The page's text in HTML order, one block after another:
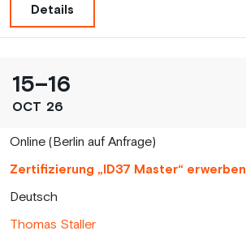
Details
15–16
OCT 26
Online (Berlin auf Anfrage)
Zertifizierung „ID37 Master“ erwerben
Deutsch
Thomas Staller